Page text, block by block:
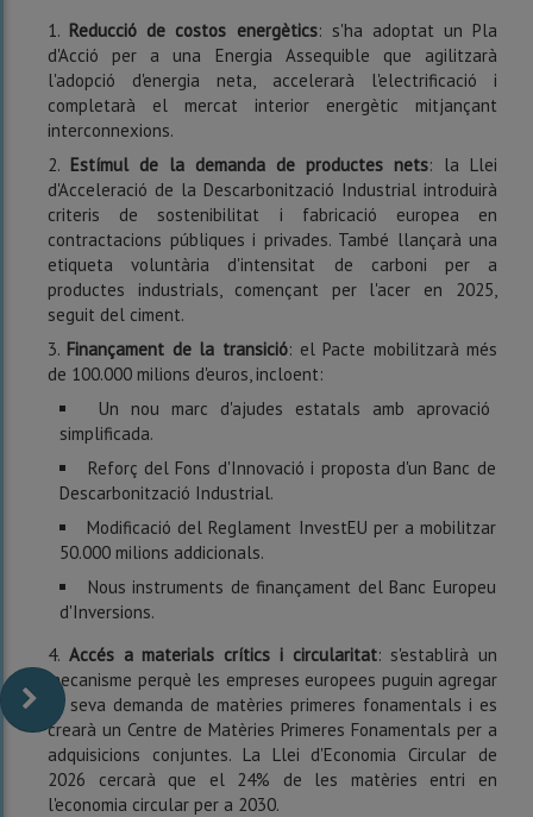
Reducció de costos energètics: s'ha adoptat un Pla
d'Acció per a una Energia Assequible que agilitzarà
l'adopció d'energia neta, accelerarà l'electrificació i
completarà el mercat interior energètic mitjançant
interconnexions.
Estímul de la demanda de productes nets: la Llei
d'Acceleració de la Descarbonització Industrial introduirà
criteris de sostenibilitat i fabricació europea en
contractacions públiques i privades. També llançarà una
etiqueta voluntària d'intensitat de carboni per a
productes industrials, començant per l'acer en 2025,
seguit del ciment.
Finançament de la transició: el Pacte mobilitzarà més
de 100.000 milions d'euros, incloent:
Un nou marc d'ajudes estatals amb aprovació
simplificada.
Reforç del Fons d'Innovació i proposta d'un Banc de
Descarbonització Industrial.
Modificació del Reglament InvestEU per a mobilitzar
50.000 milions addicionals.
Nous instruments de finançament del Banc Europeu
d'Inversions.
Accés a materials crítics i circularitat: s'establirà un
mecanisme perquè les empreses europees puguin agregar
la seva demanda de matèries primeres fonamentals i es
crearà un Centre de Matèries Primeres Fonamentals per a
adquisicions conjuntes. La Llei d'Economia Circular de
2026 cercarà que el 24% de les matèries entri en
l'economia circular per a 2030.